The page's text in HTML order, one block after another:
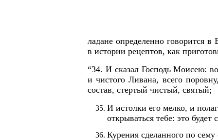
ладане определенно говорится
в истории рецептов, как
“34. И сказал Господь Моисею:
и чистого Ливана, всего
состав, стертый чистый, святый;
И истолки его мелко, и
открываться тебе: это будет
Курения сделанного по сему